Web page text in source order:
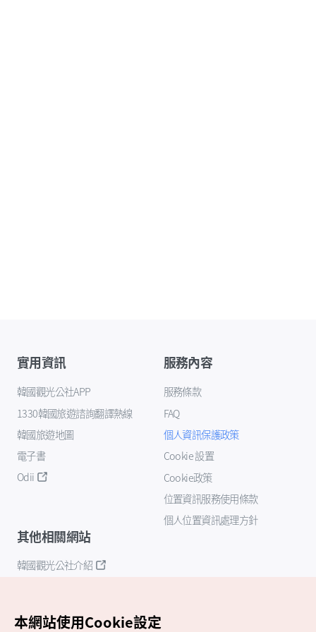
實用資訊
韓國觀光公社APP
1330韓國旅遊諮詢翻譯熱線
韓國旅遊地圖
電子書
Odii
服務內容
服務條款
FAQ
個人資訊保護政策
Cookie 設置
Cookie政策
位置資訊服務使用條款
個人位置資訊處理方針
其他相關網站
韓國觀光公社介紹
本網站使用Cookie設定